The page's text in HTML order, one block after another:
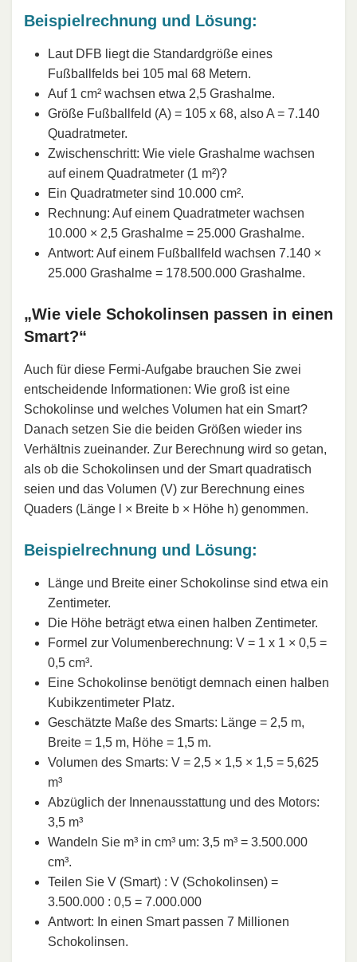
Beispielrechnung und Lösung:
Laut DFB liegt die Standardgröße eines
Fußballfelds bei 105 mal 68 Metern.
Auf 1 cm² wachsen etwa 2,5 Grashalme.
Größe Fußballfeld (A) = 105 x 68, also A = 7.140
Quadratmeter.
Zwischenschritt: Wie viele Grashalme wachsen
auf einem Quadratmeter (1 m²)?
Ein Quadratmeter sind 10.000 cm².
Rechnung: Auf einem Quadratmeter wachsen
10.000 × 2,5 Grashalme = 25.000 Grashalme.
Antwort: Auf einem Fußballfeld wachsen 7.140 ×
25.000 Grashalme = 178.500.000 Grashalme.
„Wie viele Schokolinsen passen in einen
Smart?“
Auch für diese Fermi-Aufgabe brauchen Sie zwei
entscheidende Informationen: Wie groß ist eine
Schokolinse und welches Volumen hat ein Smart?
Danach setzen Sie die beiden Größen wieder ins
Verhältnis zueinander. Zur Berechnung wird so getan,
als ob die Schokolinsen und der Smart quadratisch
seien und das Volumen (V) zur Berechnung eines
Quaders (Länge l × Breite b × Höhe h) genommen.
Beispielrechnung und Lösung:
Länge und Breite einer Schokolinse sind etwa ein
Zentimeter.
Die Höhe beträgt etwa einen halben Zentimeter.
Formel zur Volumenberechnung: V = 1 x 1 × 0,5 =
0,5 cm³.
Eine Schokolinse benötigt demnach einen halben
Kubikzentimeter Platz.
Geschätzte Maße des Smarts: Länge = 2,5 m,
Breite = 1,5 m, Höhe = 1,5 m.
Volumen des Smarts: V = 2,5 × 1,5 × 1,5 = 5,625
m³
Abzüglich der Innenausstattung und des Motors:
3,5 m³
Wandeln Sie m³ in cm³ um: 3,5 m³ = 3.500.000
cm³.
Teilen Sie V (Smart) : V (Schokolinsen) =
3.500.000 : 0,5 = 7.000.000
Antwort: In einen Smart passen 7 Millionen
Schokolinsen.